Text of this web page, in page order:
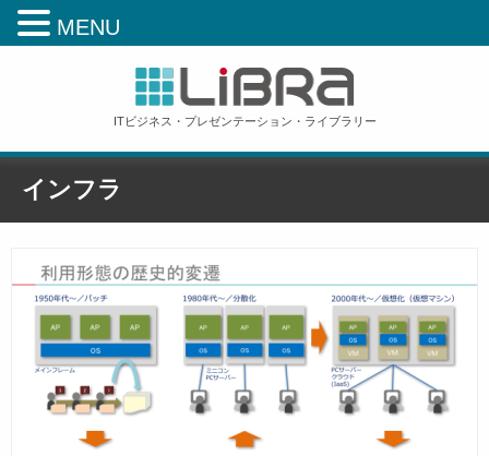
ITビジネス・プレゼンテーション・ライブラリー
インフラ
ホーム インフラ
MENU